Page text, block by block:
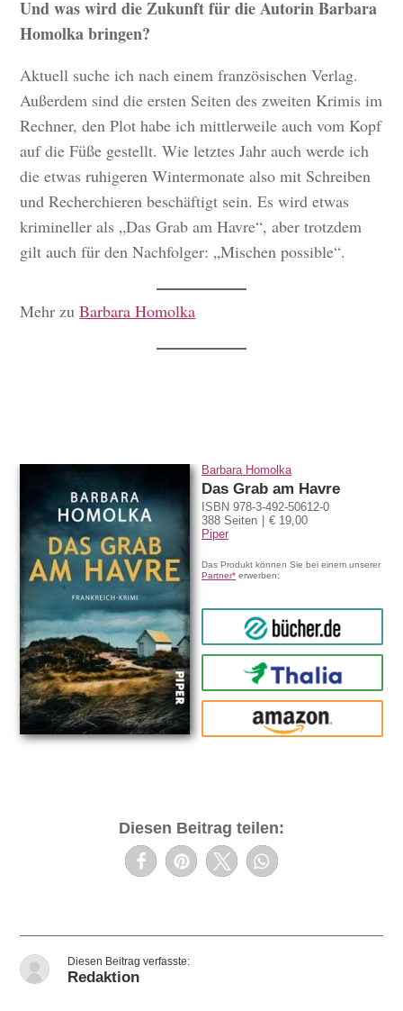
Und was wird die Zukunft für die Autorin Barbara
Homolka bringen?
Aktuell suche ich nach einem französischen Verlag.
Außerdem sind die ersten Seiten des zweiten Krimis im
Rechner, den Plot habe ich mittlerweile auch vom Kopf
auf die Füße gestellt. Wie letztes Jahr auch werde ich
die etwas ruhigeren Wintermonate also mit Schreiben
und Recherchieren beschäftigt sein. Es wird etwas
krimineller als „Das Grab am Havre“, aber trotzdem
gilt auch für den Nachfolger: „Mischen possible“.
Mehr zuBarbara Homolka
Barbara Homolka
Das Grab am Havre
ISBN 978-3-492-50612-0
388 Seiten
€ 19,00
Piper
Das Produkt können Sie bei einem unserer
Partner* erwerben:
bücher.de
Thalia
amazon
Diesen Beitrag teilen:
Redaktion